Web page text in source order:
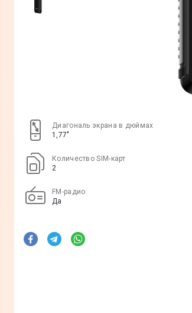
Диагональ экрана в дюймах
1,77"
Количество SIM-карт
2
FM-радио
Да